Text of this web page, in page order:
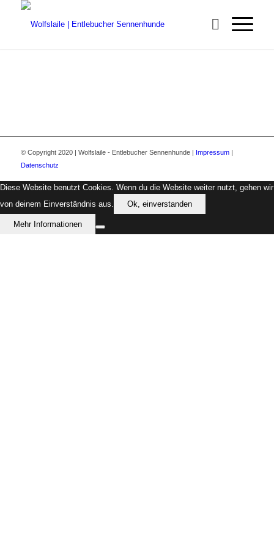
© Copyright 2020 | Wolfslaile - Entlebucher Sennenhunde | Impressum|
Datenschutz
Diese Website benutzt Cookies. Wenn du die Website weiter nutzt, gehen wir
von deinem Einverständnis aus.
Ok, einverstanden
Mehr Informationen